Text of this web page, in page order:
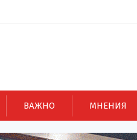
ВАЖНО МНЕНИЯ